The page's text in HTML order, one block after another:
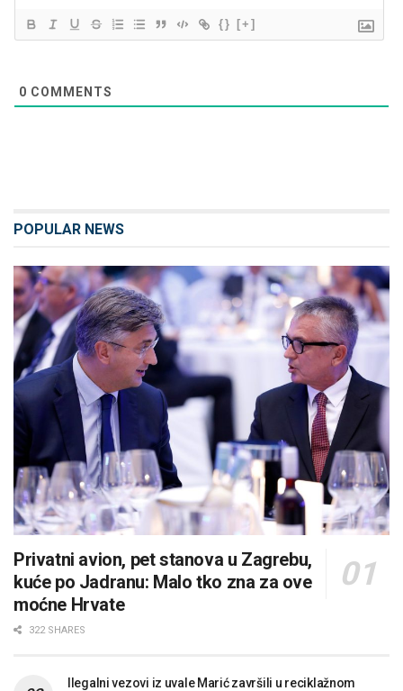
{} [+]
0 COMMENTS
POPULAR NEWS
Privatni avion, pet stanova u Zagrebu,
kuće po Jadranu: Malo tko zna za ove
moćne Hrvate
322 SHARES
Ilegalni vezovi iz uvale Marić završili u reciklažnom